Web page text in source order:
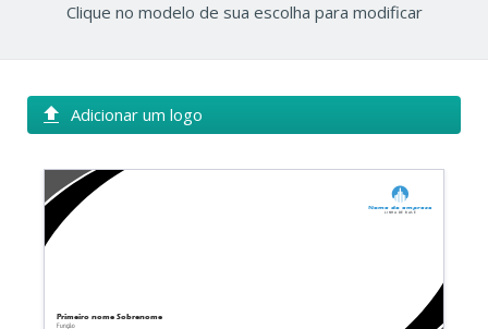
Produtos impressos
Sobre
Blog
Clique no modelo de sua escolha para modificar
Adicionar um logo
Função
Primeiro nome Sobrenome
Nome da empresa
Linha de base